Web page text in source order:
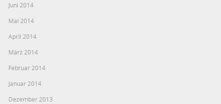
Juni 2014
Mai 2014
April 2014
März 2014
Februar 2014
Januar 2014
Dezember 2013